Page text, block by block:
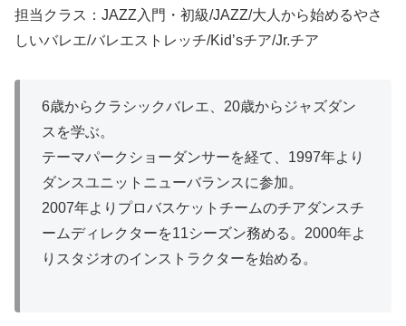
担当クラス：JAZZ入門・初級/JAZZ/大人から始めるやさ
しいバレエ/バレエストレッチ/Kid’sチア/Jr.チア
6歳からクラシックバレエ、20歳からジャズダン
スを学ぶ。
テーマパークショーダンサーを経て、1997年より
ダンスユニットニューバランスに参加。
2007年よりプロバスケットチームのチアダンスチ
ームディレクターを11シーズン務める。2000年よ
りスタジオのインストラクターを始める。